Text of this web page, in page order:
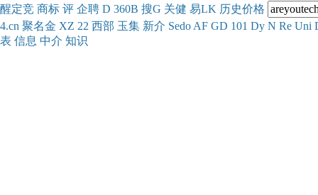
醒定竞 商标 评 企聘 D 360B 搜G 关健 易LK 历史价格
4.cn 聚名金 XZ 22 西部 玉集 新介 Sedo AF GD 101 Dy N Re Uni
表 信息 中介 知识